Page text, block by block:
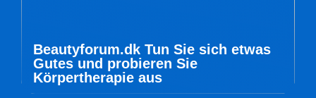
Beautyforum.dk Tun Sie sich etwas
Gutes und probieren Sie
Körpertherapie aus